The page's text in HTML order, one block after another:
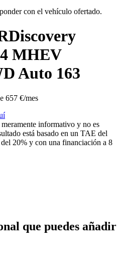
con el vehículo ofertado.
Discovery
MHEV
Auto 163
657 €/mes
informativo y no es
está basado en un TAE del
20% y con una financiación a 8
que puedes añadir